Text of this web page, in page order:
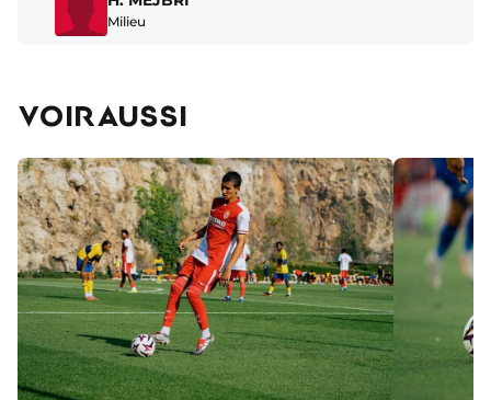
Milieu
VOIR AUSSI